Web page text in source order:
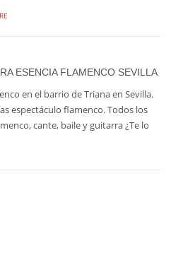
ESENCIA FLAMENCO SEVILLA
en el barrio de Triana en Sevilla.
espectáculo flamenco. Todos los
cante, baile y guitarra ¿Te lo